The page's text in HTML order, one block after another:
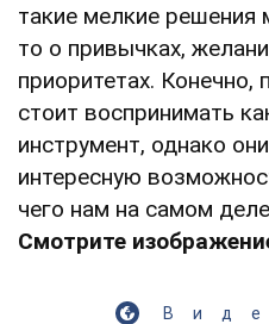
такие мелкие решения
то о привычках,
приоритетах. Конечно,
стоит воспринимать
инструмент, однако
интересную
чего нам на самом
Смотрите